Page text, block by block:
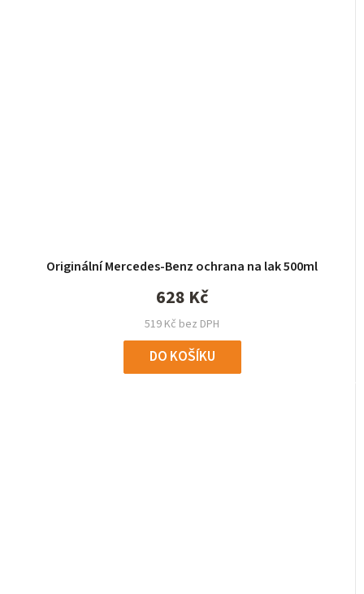
Originální Mercedes-Benz ochrana na lak 500ml
519 Kč bez DPH
628 Kč
DO KOŠÍKU